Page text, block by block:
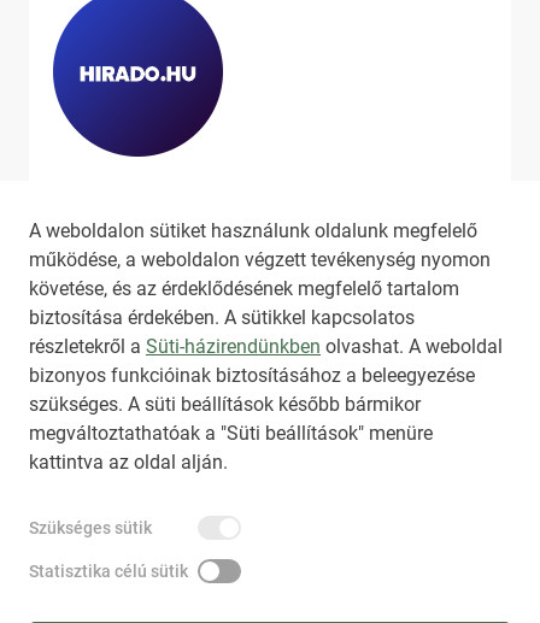
A weboldalon sütiket használunk oldalunk megfelelő
működése, a weboldalon végzett tevékenység nyomon
követése, és az érdeklődésének megfelelő tartalom
biztosítása érdekében. A sütikkel kapcsolatos
részletekről a Süti-házirendünkben olvashat. A weboldal
bizonyos funkcióinak biztosításához a beleegyezése
szükséges. A süti beállítások később bármikor
megváltoztathatóak a "Süti beállítások" menüre
kattintva az oldal alján.
Szükséges sütik
Statisztika célú sütik
látni, látogassa meg ahirado.hu
oldalát!
HIRADO.HU MEDIAKLIKK.HU
M4SPORT.HU NEMZETISPORT.HU
IMPRESSZUM
NEMZETI KÖZLEMÉNYTÁR MEGRENDELÉS
AKADÁLYMENTESÍTÉSI NYILATKOZAT